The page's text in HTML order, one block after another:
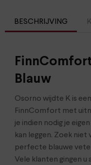
BESCHRIJVING
Blauw
Osorno wijdte K is
FinnComfort met
je indien nodig je
kan leggen. Zoek
perfecte blauwe
Vele klanten gingen